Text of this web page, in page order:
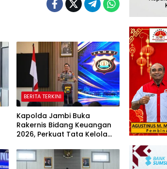
BERITA TERKINI
Kapolda Jambi Buka
Rakernis Bidang Keuangan
2026, Perkuat Tata Kelola
dan Akuntabel